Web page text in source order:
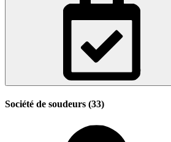
Société de soudeurs (33)